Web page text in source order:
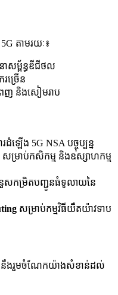
5G តាមរយៈ៖
សម្ព័ន្ធឌីជីថល
ច្រើន
ពេញ និងសៀមរាប
ដំឡើង 5G NSA បច្ចុប្បន្ន
សម្រាប់កសិកម្ម និងឧស្សាហកម្ម
សកម្រិតបញ្ជូនធំទូលាយនៃ
សម្រាប់កម្មវិធីយឺតយ៉ាវទាប
ថានឹងរួមចំណែកយ៉ាងសំខាន់ដល់